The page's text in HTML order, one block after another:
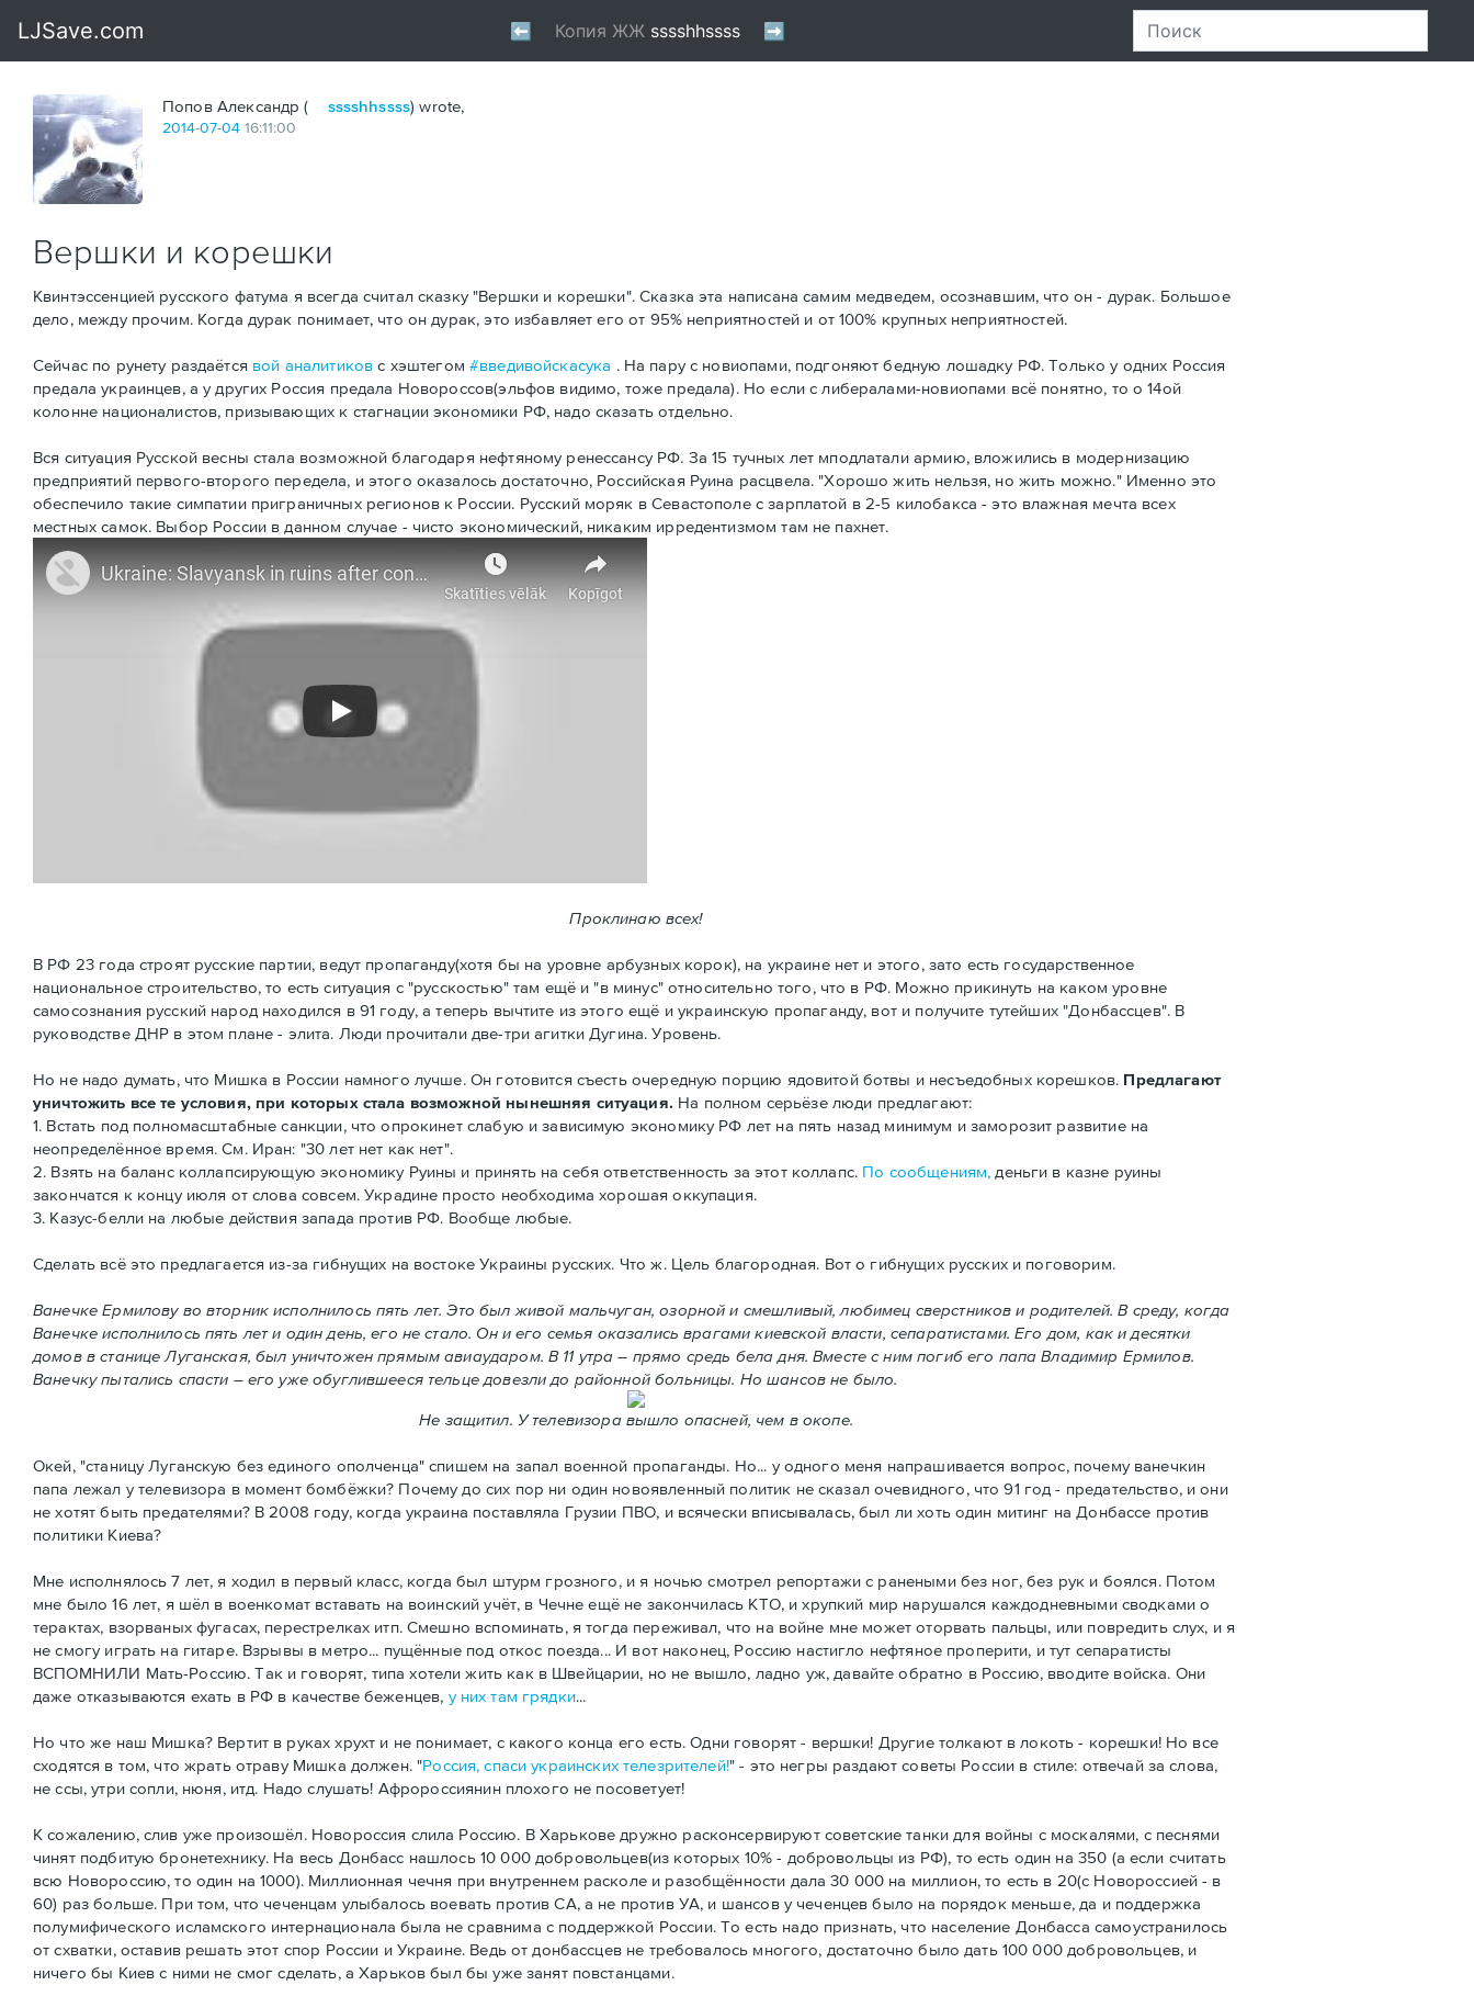
Попов Александр ( sssshhssss) wrote,
2014-07-04 16:11:00
Вершки и корешки
Квинтэссенцией русского фатума я всегда считал сказку "Вершки и корешки". Сказка эта написана самим медведем, осознавшим, что он - дурак. Большое
дело, между прочим. Когда дурак понимает, что он дурак, это избавляет его от 95% неприятностей и от 100% крупных неприятностей.
Сейчас по рунету раздаётся вой аналитиков с хэштегом #введивойскасука . На пару с новиопами, подгоняют бедную лошадку РФ. Только у одних Россия
предала украинцев, а у других Россия предала Новороссов(эльфов видимо, тоже предала). Но если с либералами-новиопами всё понятно, то о 14ой
колонне националистов, призывающих к стагнации экономики РФ, надо сказать отдельно.
Вся ситуация Русской весны стала возможной благодаря нефтяному ренессансу РФ. За 15 тучных лет мподлатали армию, вложились в модернизацию
предприятий первого-второго передела, и этого оказалось достаточно, Российская Руина расцвела. "Хорошо жить нельзя, но жить можно." Именно это
обеспечило такие симпатии приграничных регионов к России. Русский моряк в Севастополе с зарплатой в 2-5 килобакса - это влажная мечта всех
местных самок. Выбор России в данном случае - чисто экономический, никаким ирредентизмом там не пахнет.
Проклинаю всех!
В РФ 23 года строят русские партии, ведут пропаганду(хотя бы на уровне арбузных корок), на украине нет и этого, зато есть государственное
национальное строительство, то есть ситуация с "русскостью" там ещё и "в минус" относительно того, что в РФ. Можно прикинуть на каком уровне
самосознания русский народ находился в 91 году, а теперь вычтите из этого ещё и украинскую пропаганду, вот и получите тутейших "Донбассцев". В
руководстве ДНР в этом плане - элита. Люди прочитали две-три агитки Дугина. Уровень.
Но не надо думать, что Мишка в России намного лучше. Он готовится съесть очередную порцию ядовитой ботвы и несъедобных корешков. Предлагают
уничтожить все те условия, при которых стала возможной нынешняя ситуация. На полном серьёзе люди предлагают:
1. Встать под полномасштабные санкции, что опрокинет слабую и зависимую экономику РФ лет на пять назад минимум и заморозит развитие на
неопределённое время. См. Иран: "30 лет нет как нет".
2. Взять на баланс коллапсирующую экономику Руины и принять на себя ответственность за этот коллапс. По сообщениям, деньги в казне руины
закончатся к концу июля от слова совсем. Украдине просто необходима хорошая оккупация.
3. Казус-белли на любые действия запада против РФ. Вообще любые.
Сделать всё это предлагается из-за гибнущих на востоке Украины русских. Что ж. Цель благородная. Вот о гибнущих русских и поговорим.
Ванечке Ермилову во вторник исполнилось пять лет. Это был живой мальчуган, озорной и смешливый, любимец сверстников и родителей. В среду, когда
Ванечке исполнилось пять лет и один день, его не стало. Он и его семья оказались врагами киевской власти, сепаратистами. Его дом, как и десятки
домов в станице Луганская, был уничтожен прямым авиаударом. В 11 утра – прямо средь бела дня. Вместе с ним погиб его папа Владимир Ермилов.
Ванечку пытались спасти – его уже обуглившееся тельце довезли до районной больницы. Но шансов не было.
Не защитил. У телевизора вышло опасней, чем в окопе.
Окей, "станицу Луганскую без единого ополченца" спишем на запал военной пропаганды. Но... у одного меня напрашивается вопрос, почему ванечкин
папа лежал у телевизора в момент бомбёжки? Почему до сих пор ни один новоявленный политик не сказал очевидного, что 91 год - предательство, и они
не хотят быть предателями? В 2008 году, когда украина поставляла Грузии ПВО, и всячески вписывалась, был ли хоть один митинг на Донбассе против
политики Киева?
Мне исполнялось 7 лет, я ходил в первый класс, когда был штурм грозного, и я ночью смотрел репортажи с ранеными без ног, без рук и боялся. Потом
мне было 16 лет, я шёл в военкомат вставать на воинский учёт, в Чечне ещё не закончилась КТО, и хрупкий мир нарушался каждодневными сводками о
терактах, взорваных фугасах, перестрелках итп. Смешно вспоминать, я тогда переживал, что на войне мне может оторвать пальцы, или повредить слух, и я
не смогу играть на гитаре. Взрывы в метро... пущённые под откос поезда... И вот наконец, Россию настигло нефтяное проперити, и тут сепаратисты
ВСПОМНИЛИ Мать-Россию. Так и говорят, типа хотели жить как в Швейцарии, но не вышло, ладно уж, давайте обратно в Россию, вводите войска. Они
даже отказываются ехать в РФ в качестве беженцев, у них там грядки...
Но что же наш Мишка? Вертит в руках хрухт и не понимает, с какого конца его есть. Одни говорят - вершки! Другие толкают в локоть - корешки! Но все
сходятся в том, что жрать отраву Мишка должен. "Россия, спаси украинских телезрителей!" - это негры раздают советы России в стиле: отвечай за слова,
не ссы, утри сопли, нюня, итд. Надо слушать! Афророссиянин плохого не посоветует!
К сожалению, слив уже произошёл. Новороссия слила Россию. В Харькове дружно расконсервируют советские танки для войны с москалями, с песнями
чинят подбитую бронетехнику. На весь Донбасс нашлось 10 000 добровольцев(из которых 10% - добровольцы из РФ), то есть один на 350 (а если считать
всю Новороссию, то один на 1000). Миллионная чечня при внутреннем расколе и разобщённости дала 30 000 на миллион, то есть в 20(с Новороссией - в
60) раз больше. При том, что чеченцам улыбалось воевать против СА, а не против УА, и шансов у чеченцев было на порядок меньше, да и поддержка
полумифического исламского интернационала была не сравнима с поддержкой России. То есть надо признать, что население Донбасса самоустранилось
от схватки, оставив решать этот спор России и Украине. Ведь от донбассцев не требовалось многого, достаточно было дать 100 000 добровольцев, и
ничего бы Киев с ними не смог сделать, а Харьков был бы уже занят повстанцами.